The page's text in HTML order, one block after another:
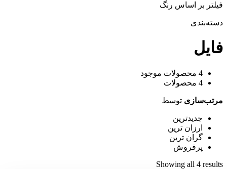
فیلتر بر اساس رنگ
دسته‌بندی
فایل
4 محصولات موجود
4 محصولات
مرتب‌سازی توسط
جدیدترین
ارزان ترین
گران ترین
پرفروش
Showing all 4 results